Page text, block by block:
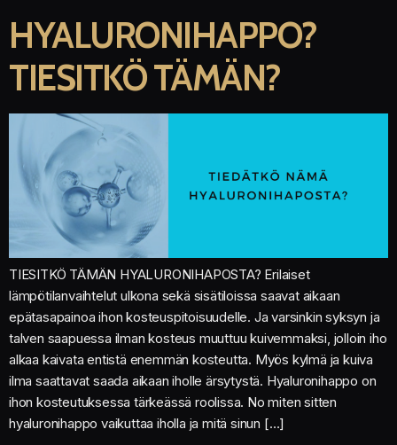
HYALURONIHAPPO?
TIESITKÖ TÄMÄN?
TIESITKÖ TÄMÄN HYALURONIHAPOSTA? Erilaiset
lämpötilanvaihtelut ulkona sekä sisätiloissa saavat aikaan
epätasapainoa ihon kosteuspitoisuudelle. Ja varsinkin syksyn ja
talven saapuessa ilman kosteus muuttuu kuivemmaksi, jolloin iho
alkaa kaivata entistä enemmän kosteutta. Myös kylmä ja kuiva
ilma saattavat saada aikaan iholle ärsytystä. Hyaluronihappo on
ihon kosteutuksessa tärkeässä roolissa. No miten sitten
hyaluronihappo vaikuttaa iholla ja mitä sinun […]